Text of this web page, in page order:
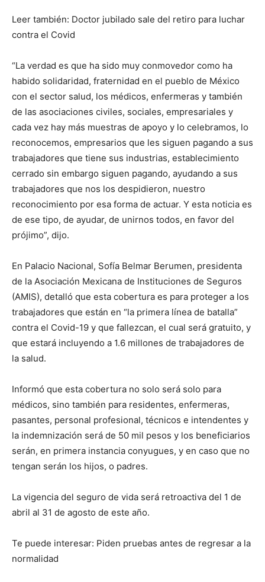
Leer también: Doctor jubilado sale del retiro para luchar
contra el Covid
“La verdad es que ha sido muy conmovedor como ha
habido solidaridad, fraternidad en el pueblo de México
con el sector salud, los médicos, enfermeras y también
de las asociaciones civiles, sociales, empresariales y
cada vez hay más muestras de apoyo y lo celebramos, lo
reconocemos, empresarios que les siguen pagando a sus
trabajadores que tiene sus industrias, establecimiento
cerrado sin embargo siguen pagando, ayudando a sus
trabajadores que nos los despidieron, nuestro
reconocimiento por esa forma de actuar. Y esta noticia es
de ese tipo, de ayudar, de unirnos todos, en favor del
prójimo”, dijo.
En Palacio Nacional, Sofía Belmar Berumen, presidenta
de la Asociación Mexicana de Instituciones de Seguros
(AMIS), detalló que esta cobertura es para proteger a los
trabajadores que están en “la primera línea de batalla”
contra el Covid-19 y que fallezcan, el cual será gratuito, y
que estará incluyendo a 1.6 millones de trabajadores de
la salud.
Informó que esta cobertura no solo será solo para
médicos, sino también para residentes, enfermeras,
pasantes, personal profesional, técnicos e intendentes y
la indemnización será de 50 mil pesos y los beneficiarios
serán, en primera instancia conyugues, y en caso que no
tengan serán los hijos, o padres.
La vigencia del seguro de vida será retroactiva del 1 de
abril al 31 de agosto de este año.
Te puede interesar: Piden pruebas antes de regresar a la
normalidad